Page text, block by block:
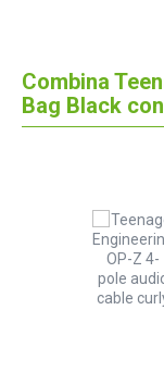
Combina
Bag Black